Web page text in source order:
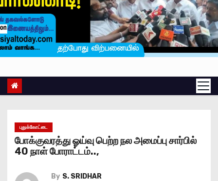
புதுக்கோட்டை
போக்குவரத்து ஓய்வு பெற்ற நல அமைப்பு சார்பில்
40 நாள் போராட்டம்..,
By S. SRIDHAR